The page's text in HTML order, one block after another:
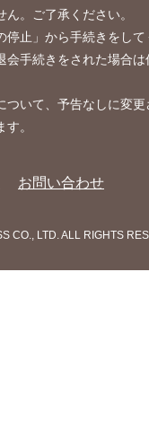
。ご了承ください。
止」から手続きをして
手続きをされた場合
いて、予告なしに変
。
お問い合わせ
CO., LTD. ALL RIGHTS